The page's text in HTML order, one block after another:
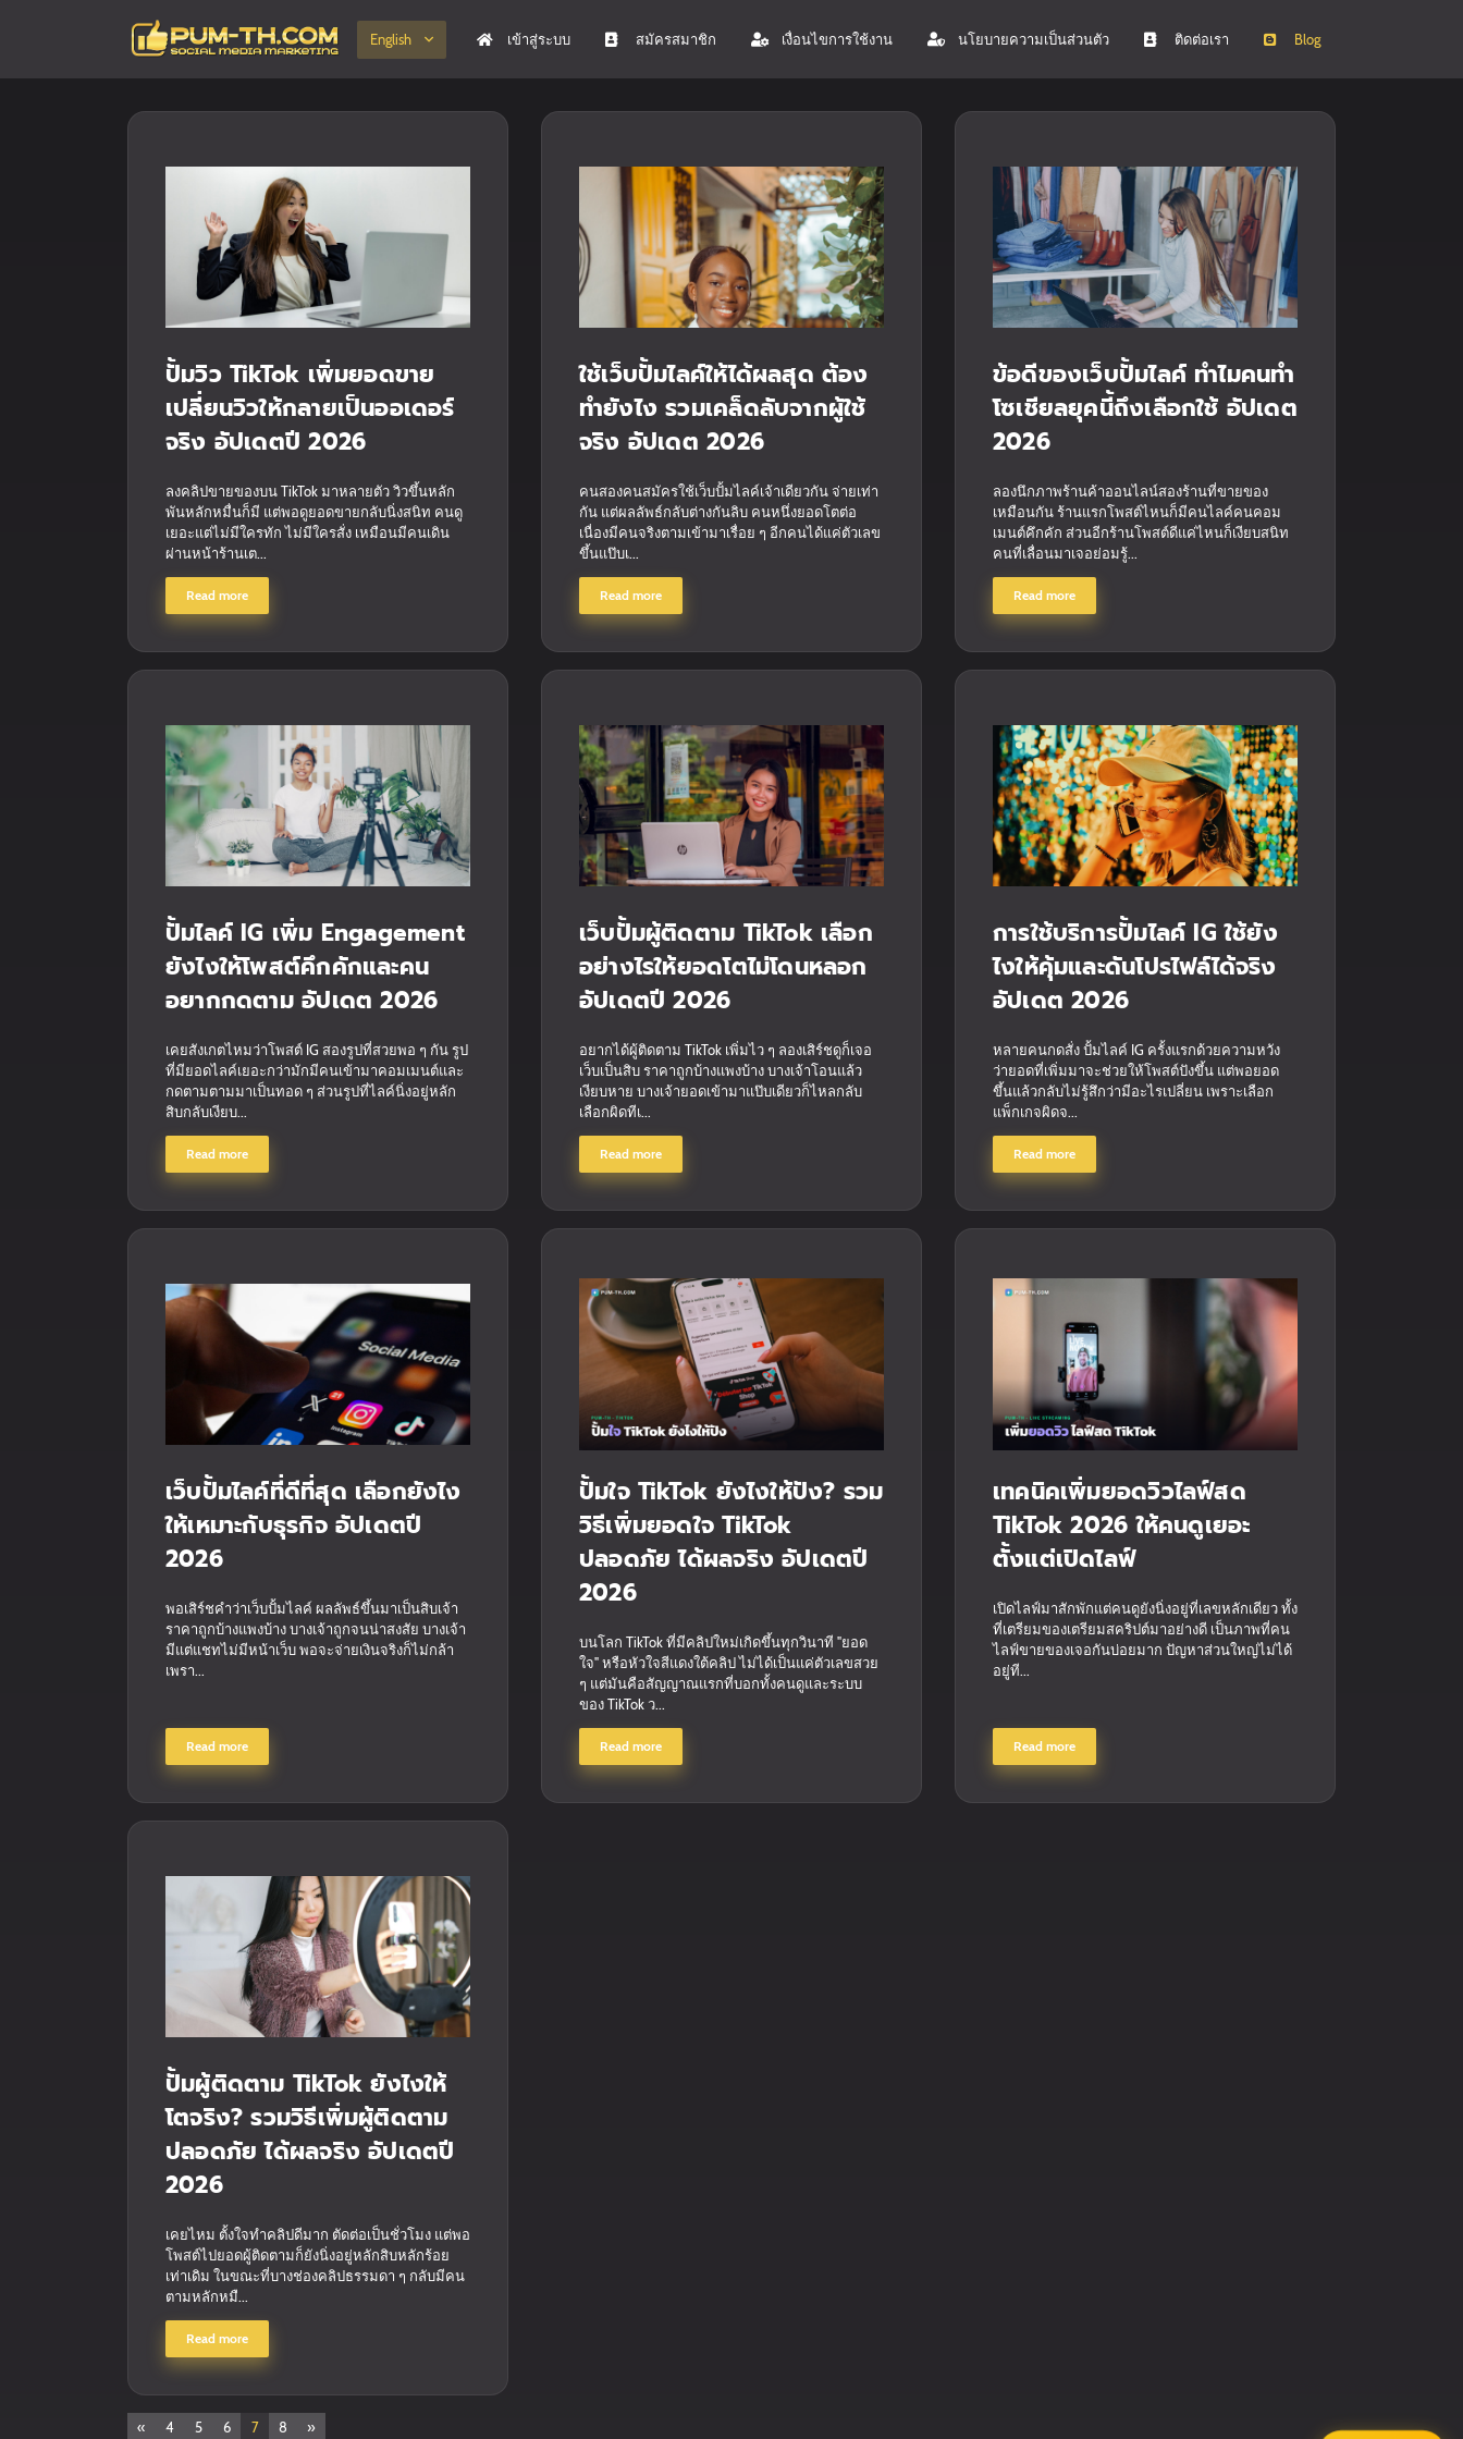
English เข้าสู่ระบบ สมัครสมาชิก เงื่อนไขการใช้งาน นโยบายความเป็นส่วนตัว ติดต่อเรา Blog
ปั้มวิว TikTok เพิ่มยอดขาย
เปลี่ยนวิวให้กลายเป็นออเดอร์
จริง อัปเดตปี 2026
ลงคลิปขายของบน TikTok มาหลายตัว วิวขึ้นหลัก
พันหลักหมื่นก็มี แต่พอดูยอดขายกลับนิ่งสนิท คนดู
เยอะแต่ไม่มีใครทัก ไม่มีใครสั่ง เหมือนมีคนเดิน
ผ่านหน้าร้านเต...
Read more
ใช้เว็บปั้มไลค์ให้ได้ผลสุด ต้อง
ทำยังไง รวมเคล็ดลับจากผู้ใช้
จริง อัปเดต 2026
คนสองคนสมัครใช้เว็บปั้มไลค์เจ้าเดียวกัน จ่ายเท่า
กัน แต่ผลลัพธ์กลับต่างกันลิบ คนหนึ่งยอดโตต่อ
เนื่องมีคนจริงตามเข้ามาเรื่อย ๆ อีกคนได้แค่ตัวเลข
ขึ้นแป๊บเ...
Read more
ข้อดีของเว็บปั้มไลค์ ทำไมคนทำ
โซเชียลยุคนี้ถึงเลือกใช้ อัปเดต
2026
ลองนึกภาพร้านค้าออนไลน์สองร้านที่ขายของ
เหมือนกัน ร้านแรกโพสต์ไหนก็มีคนไลค์คนคอม
เมนต์คึกคัก ส่วนอีกร้านโพสต์ดีแค่ไหนก็เงียบสนิท
คนที่เลื่อนมาเจอย่อมรู้...
Read more
ปั้มไลค์ IG เพิ่ม Engagement
ยังไงให้โพสต์คึกคักและคน
อยากกดตาม อัปเดต 2026
เคยสังเกตไหมว่าโพสต์ IG สองรูปที่สวยพอ ๆ กัน รูป
ที่มียอดไลค์เยอะกว่ามักมีคนเข้ามาคอมเมนต์และ
กดตามตามมาเป็นทอด ๆ ส่วนรูปที่ไลค์นิ่งอยู่หลัก
สิบกลับเงียบ...
Read more
เว็บปั้มผู้ติดตาม TikTok เลือก
อย่างไรให้ยอดโตไม่โดนหลอก
อัปเดตปี 2026
อยากได้ผู้ติดตาม TikTok เพิ่มไว ๆ ลองเสิร์ชดูก็เจอ
เว็บเป็นสิบ ราคาถูกบ้างแพงบ้าง บางเจ้าโอนแล้ว
เงียบหาย บางเจ้ายอดเข้ามาแป๊บเดียวก็ไหลกลับ
เลือกผิดทีเ...
Read more
การใช้บริการปั้มไลค์ IG ใช้ยัง
ไงให้คุ้มและดันโปรไฟล์ได้จริง
อัปเดต 2026
หลายคนกดสั่ง ปั้มไลค์ IG ครั้งแรกด้วยความหวัง
ว่ายอดที่เพิ่มมาจะช่วยให้โพสต์ปังขึ้น แต่พอยอด
ขึ้นแล้วกลับไม่รู้สึกว่ามีอะไรเปลี่ยน เพราะเลือก
แพ็กเกจผิดจ...
Read more
เว็บปั้มไลค์ที่ดีที่สุด เลือกยังไง
ให้เหมาะกับธุรกิจ อัปเดตปี
2026
พอเสิร์ชคำว่าเว็บปั้มไลค์ ผลลัพธ์ขึ้นมาเป็นสิบเจ้า
ราคาถูกบ้างแพงบ้าง บางเจ้าถูกจนน่าสงสัย บางเจ้า
มีแต่แชทไม่มีหน้าเว็บ พอจะจ่ายเงินจริงก็ไม่กล้า
เพรา...
Read more
ปั้มใจ TikTok ยังไงให้ปัง? รวม
วิธีเพิ่มยอดใจ TikTok
ปลอดภัย ได้ผลจริง อัปเดตปี
2026
บนโลก TikTok ที่มีคลิปใหม่เกิดขึ้นทุกวินาที "ยอด
ใจ" หรือหัวใจสีแดงใต้คลิป ไม่ได้เป็นแค่ตัวเลขสวย
ๆ แต่มันคือสัญญาณแรกที่บอกทั้งคนดูและระบบ
ของ TikTok ว...
Read more
เทคนิคเพิ่มยอดวิวไลฟ์สด
TikTok 2026 ให้คนดูเยอะ
ตั้งแต่เปิดไลฟ์
เปิดไลฟ์มาสักพักแต่คนดูยังนิ่งอยู่ที่เลขหลักเดียว ทั้ง
ที่เตรียมของเตรียมสคริปต์มาอย่างดี เป็นภาพที่คน
ไลฟ์ขายของเจอกันบ่อยมาก ปัญหาส่วนใหญ่ไม่ได้
อยู่ที...
Read more
ปั้มผู้ติดตาม TikTok ยังไงให้
โตจริง? รวมวิธีเพิ่มผู้ติดตาม
ปลอดภัย ได้ผลจริง อัปเดตปี
2026
เคยไหม ตั้งใจทำคลิปดีมาก ตัดต่อเป็นชั่วโมง แต่พอ
โพสต์ไปยอดผู้ติดตามก็ยังนิ่งอยู่หลักสิบหลักร้อย
เท่าเดิม ในขณะที่บางช่องคลิปธรรมดา ๆ กลับมีคน
ตามหลักหมื...
Read more
« 4 5 6 7 8 »